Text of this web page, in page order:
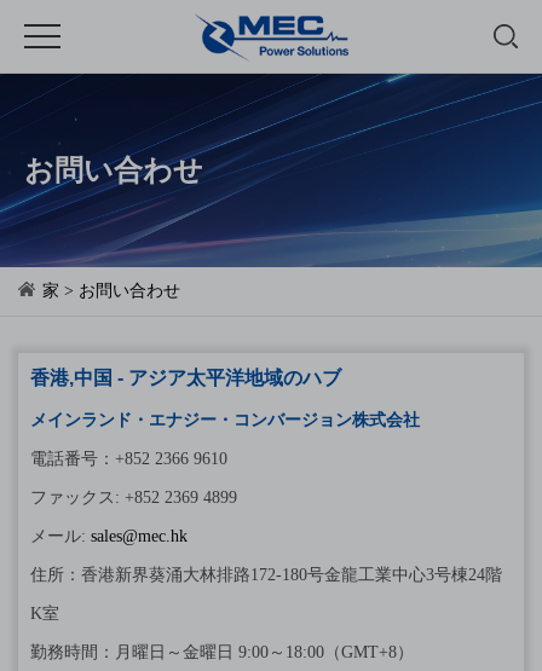
お問い合わせ
家 > お問い合わせ
香港,中国 - アジア太平洋地域のハブ
メインランド・エナジー・コンバージョン株式会社
電話番号：+852 2366 9610
ファックス: +852 2369 4899
メール: sales@mec.hk
住所：香港新界葵涌大林排路172-180号金龍工業中心3号棟24階
K室
勤務時間：月曜日～金曜日 9:00～18:00（GMT+8）